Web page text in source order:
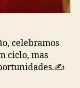
celebramos
ciclo, mas